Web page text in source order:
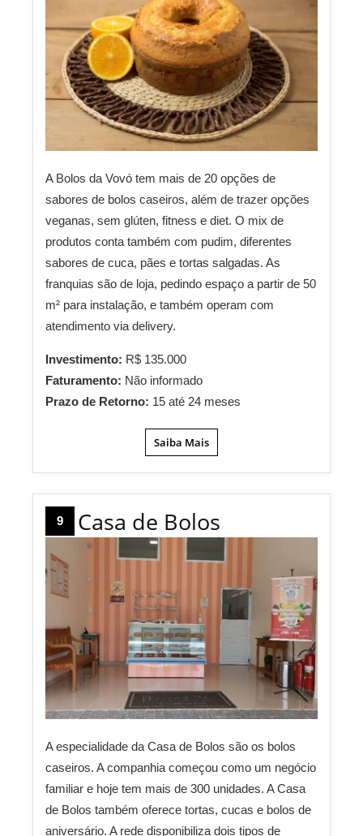
A Bolos da Vovó tem mais de 20 opções de
sabores de bolos caseiros, além de trazer opções
veganas, sem glúten, fitness e diet. O mix de
produtos conta também com pudim, diferentes
sabores de cuca, pães e tortas salgadas. As
franquias são de loja, pedindo espaço a partir de 50
m² para instalação, e também operam com
atendimento via delivery.
Investimento: R$ 135.000
Faturamento: Não informado
Prazo de Retorno: 15 até 24 meses
Saiba Mais
9 Casa de Bolos
A especialidade da Casa de Bolos são os bolos
caseiros. A companhia começou como um negócio
familiar e hoje tem mais de 300 unidades. A Casa
de Bolos também oferece tortas, cucas e bolos de
aniversário. A rede disponibiliza dois tipos de